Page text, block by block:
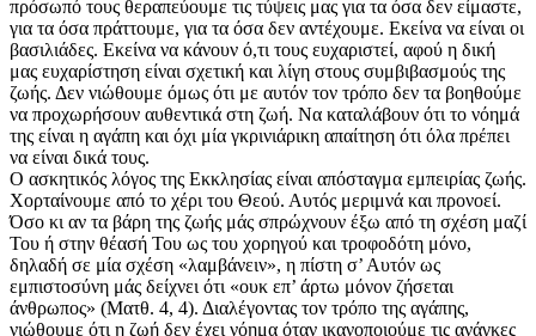
πρόσωπό τους θεραπεύουμε τις τύψεις μας για τα όσα δεν είμαστε,
για τα όσα πράττουμε, για τα όσα δεν αντέχουμε. Εκείνα να είναι οι
βασιλιάδες. Εκείνα να κάνουν ό,τι τους ευχαριστεί, αφού η δική
μας ευχαρίστηση είναι σχετική και λίγη στους συμβιβασμούς της
ζωής. Δεν νιώθουμε όμως ότι με αυτόν τον τρόπο δεν τα βοηθούμε
να προχωρήσουν αυθεντικά στη ζωή. Να καταλάβουν ότι το νόημά
της είναι η αγάπη και όχι μία γκρινιάρικη απαίτηση ότι όλα πρέπει
να είναι δικά τους.
Ο ασκητικός λόγος της Εκκλησίας είναι απόσταγμα εμπειρίας ζωής.
Χορταίνουμε από το χέρι του Θεού. Αυτός μεριμνά και προνοεί.
Όσο κι αν τα βάρη της ζωής μάς σπρώχνουν έξω από τη σχέση μαζί
Του ή στην θέασή Του ως του χορηγού και τροφοδότη μόνο,
δηλαδή σε μία σχέση «λαμβάνειν», η πίστη σ’ Αυτόν ως
εμπιστοσύνη μάς δείχνει ότι «ουκ επ’ άρτω μόνον ζήσεται
άνθρωπος» (Ματθ. 4, 4). Διαλέγοντας τον τρόπο της αγάπης,
νιώθουμε ότι η ζωή δεν έχει νόημα όταν ικανοποιούμε τις ανάγκες